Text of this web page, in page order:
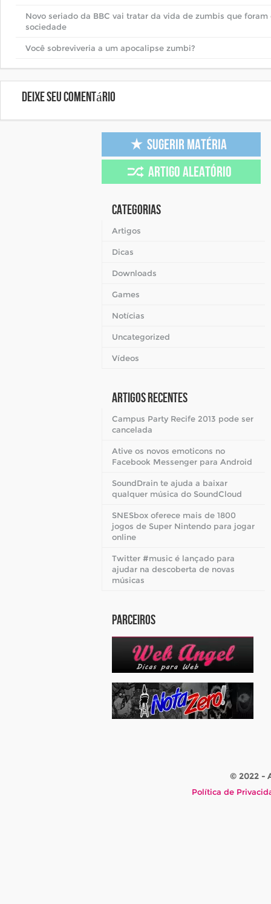
Novo seriado da BBC vai tratar da vida de zumbis que
sociedade
Você sobreviveria a um apocalipse zumbi?
Deixe seu comentário
Categorias
Artigos
Dicas
Downloads
Games
Notícias
Uncategorized
Vídeos
Artigos Recentes
Campus Party Recife 2013 pode ser
cancelada
Ative os novos emoticons no
Facebook Messenger para Android
SoundDrain te ajuda a baixar
qualquer música do SoundCloud
SNESbox oferece mais de 1800
jogos de Super Nintendo para jogar
online
Twitter #music é lançado para
ajudar na descoberta de novas
músicas
Parceiros
© 2022 -
Política de